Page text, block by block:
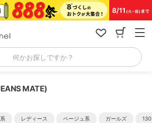
何かお探しですか？
MATE)
レディース ベージュ系 ガールズ 130